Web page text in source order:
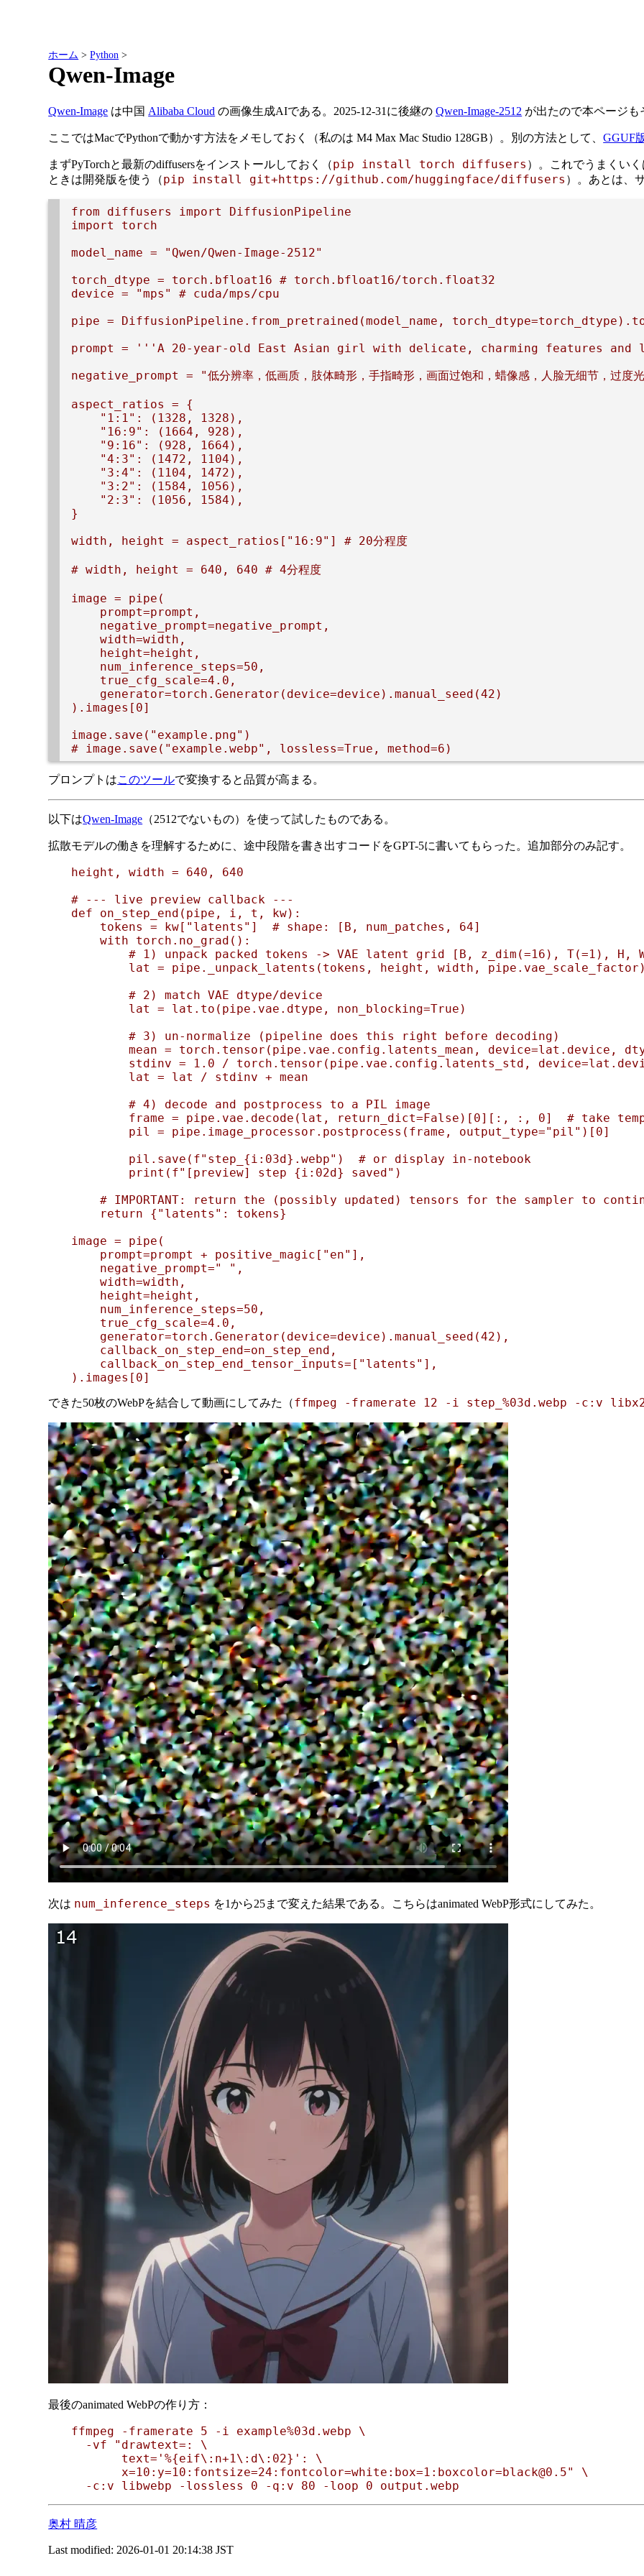
ホーム >Python >
Qwen-Image
Qwen-Image は中国 Alibaba Cloud の画像生成AIである。2025-12-31に後継のQwen-Image-2512 が出たので本ページ
ここではMacでPythonで動かす方法をメモしておく（私のは M4 Max Mac Studio 128GB）。別の方法として、GGUF
まずPyTorchと最新のdiffusersをインストールしておく（pip install torch diffusers ）。これでうまくい
ときは開発版を使う（pip install git+https://github.com/huggingface/diffusers ）。あとは、
from diffusers import DiffusionPipeline
import torch
model_name = "Qwen/Qwen-Image-2512"
torch_dtype = torch.bfloat16 # torch.bfloat16/torch.float32
device = "mps" # cuda/mps/cpu
pipe = DiffusionPipeline.from_pretrained(model_name,
prompt = '''A 20-year-old East Asian girl with delicate, charming features
negative_prompt = "低分辨率，低画质，肢体畸形，手指畸形，画面过饱和，蜡像感，人脸无细节，过度
aspect_ratios = {
    "1:1": (1328, 1328),
    "16:9": (1664, 928),
    "9:16": (928, 1664),
    "4:3": (1472, 1104),
    "3:4": (1104, 1472),
    "3:2": (1584, 1056),
    "2:3": (1056, 1584),
}
width, height = aspect_ratios["16:9"] # 20分程度
# width, height = 640, 640 # 4分程度
image = pipe(
    prompt=prompt,
    negative_prompt=negative_prompt,
    width=width,
    height=height,
    num_inference_steps=50,
    true_cfg_scale=4.0,
    generator=torch.Generator(device=device).manual_seed(42)
).images[0]
image.save("example.png")
プロンプトはこのツールで変換すると品質が高まる。
以下はQwen-Image （2512でないもの）を使って試したものである。
拡散モデルの働きを理解するために、途中段階を書き出すコードをGPT-5に書いてもらった。追加部分のみ記す。
height, width = 640, 640
# --- live preview callback ---
def on_step_end(pipe, i, t, kw):
    tokens = kw["latents"]  # shape: [B, num_patches, 64]
    with torch.no_grad():
# 1) unpack packed tokens -> VAE latent grid [B, z_dim(=16), T(=1), H,
lat = pipe._unpack_latents(tokens, height, width,
        # 2) match VAE dtype/device
        lat = lat.to(pipe.vae.dtype, non_blocking=True)
        # 3) un-normalize (pipeline does this right before decoding)
mean = torch.tensor(pipe.vae.config.latents_mean, device=lat.device,
stdinv = 1.0 / torch.tensor(pipe.vae.config.latents_std,
        lat = lat / stdinv + mean
        # 4) decode and postprocess to a PIL image
frame = pipe.vae.decode(lat, return_dict=False)[0][:, :, 0]  # take
        pil = pipe.image_processor.postprocess(frame, output_type="pil")[0]
        pil.save(f"step_{i:03d}.webp")  # or display in-notebook
        print(f"[preview] step {i:02d} saved")
# IMPORTANT: return the (possibly updated) tensors for the sampler to
    return {"latents": tokens}
image = pipe(
    prompt=prompt + positive_magic["en"],
    negative_prompt=" ",
    width=width,
    height=height,
    num_inference_steps=50,
    true_cfg_scale=4.0,
    generator=torch.Generator(device=device).manual_seed(42),
    callback_on_step_end=on_step_end,
    callback_on_step_end_tensor_inputs=["latents"],
できた50枚のWebPを結合して動画にしてみた（ffmpeg -framerate 12 -i step_%03d.webp -c:v
次は num_inference_steps を1から25まで変えた結果である。こちらはanimated WebP形式にしてみた。
最後のanimated WebPの作り方：
ffmpeg -framerate 5 -i example%03d.webp \
  -vf "drawtext=: \
       text='%{eif\:n+1\:d\:02}': \
       x=10:y=10:fontsize=24:fontcolor=white:box=1:boxcolor=black@0.5" \
奥村 晴彦
Last modified: 2026-01-01 20:14:38 JST